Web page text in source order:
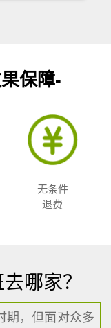
保障-
无条件
退费
哪家？
，但面对众多